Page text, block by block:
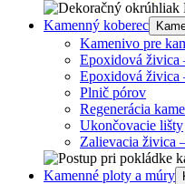
Kamenný koberec
Kamenivo pre
Epoxidová živica
Epoxidová živica
Plnič pórov
Regenerácia
Ukončovacie lišty
Zalievacia živica
Kamenné ploty a múry